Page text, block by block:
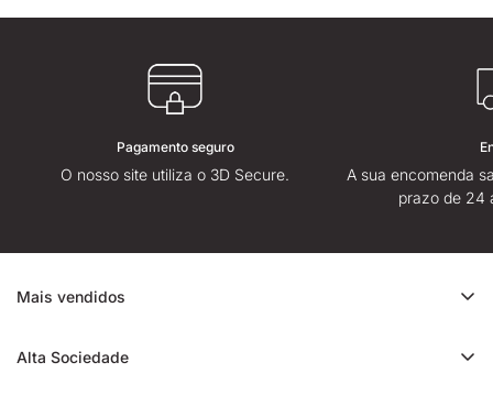
Pagamento seguro
O nosso site utiliza o 3D Secure.
A sua encomenda
prazo de 24
Mais vendidos
Alta Sociedade